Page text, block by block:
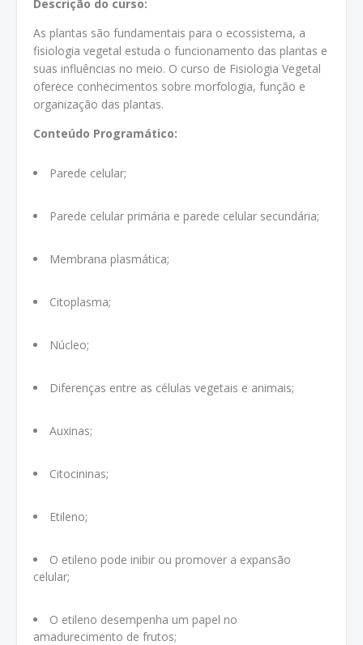
Descrição do curso:
As plantas são fundamentais para o ecossistema, a
fisiologia vegetal estuda o funcionamento das plantas e
suas influências no meio. O curso de Fisiologia Vegetal
oferece conhecimentos sobre morfologia, função e
organização das plantas.
Conteúdo Programático:
Parede celular;
Parede celular primária e parede celular secundária;
Membrana plasmática;
Citoplasma;
Núcleo;
Diferenças entre as células vegetais e animais;
Auxinas;
Citocininas;
Etileno;
O etileno pode inibir ou promover a expansão
celular;
O etileno desempenha um papel no
amadurecimento de frutos;